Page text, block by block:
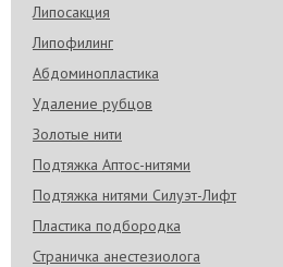
Липосакция
Липофилинг
Абдоминопластика
Удаление рубцов
Золотые нити
Подтяжка Аптос-нитями
Подтяжка нитями Силуэт-Лифт
Пластика подбородка
Страничка анестезиолога